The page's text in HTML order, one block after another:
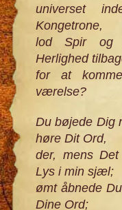
universet
Kongetrone,
lod Spir og
Herlighed
for at
værelse?
Du bøjede Dig
høre Dit Ord,
der, mens
Lys i min sjæl;
ømt åbnede
Dine Ord;